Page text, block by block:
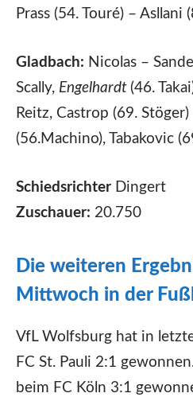
Prass (54. Touré) – Asllani
Gladbach: Nicolas –
Scally, Engelhardt (46.
Reitz, Castrop (69.
(56.Machino), Tabakovic
Schiedsrichter Dingert
Zuschauer: 20.750
Die weiteren
Mittwoch in der
VfL Wolfsburg hat in
FC St. Pauli 2:1
beim FC Köln 3:1